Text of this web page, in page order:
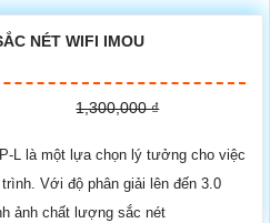
NÉT WIFI IMOU
1,300,000 ₫
L là một lựa chọn lý tưởng cho việc
Với độ phân giải lên đến 3.0
ảnh chất lượng sắc nét